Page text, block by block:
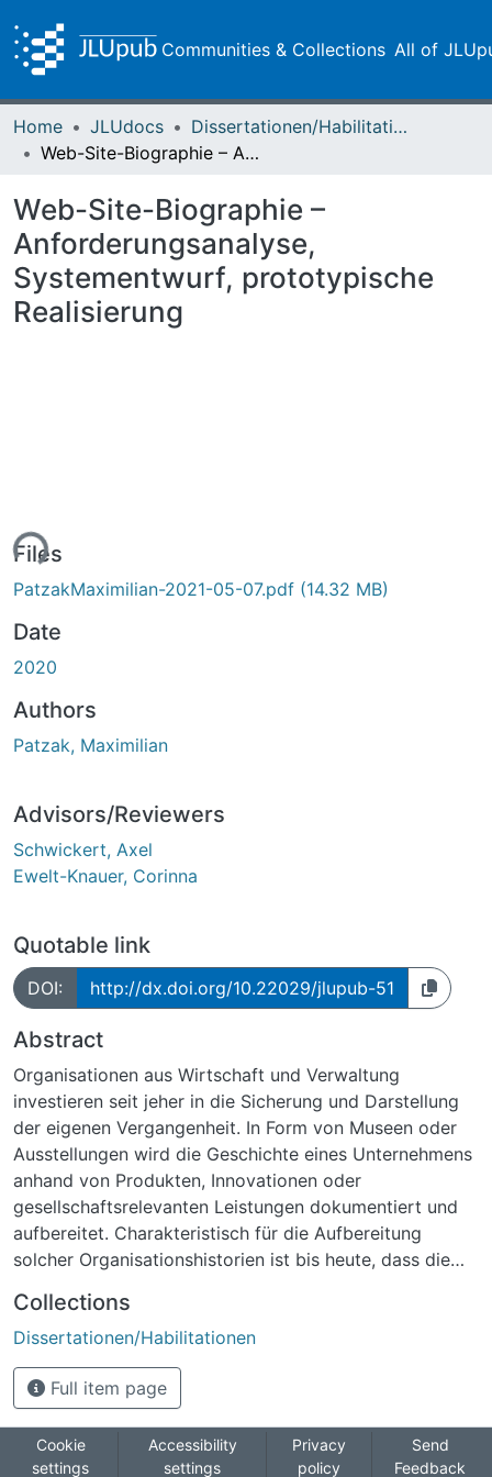
Communities & Collections All of
Home JLUdocs
Dissertationen/Habilitationen
Web-Site-Biographie – Anforderungsanalyse, Systementwurf, prototypische Realisierung
Web-Site-Biographie –
Anforderungsanalyse,
Systementwurf, prototypische
Realisierung
Files
PatzakMaximilian-2021-05-07.pdf (14.32 MB)
Date
2020
Authors
Patzak, Maximilian
Advisors/Reviewers
Schwickert, Axel
Ewelt-Knauer, Corinna
Quotable link
DOI: http://dx.doi.org/10.22029/jlupub-51
Abstract
Organisationen aus Wirtschaft und Verwaltung
investieren seit jeher in die Sicherung und Darstellung
der eigenen Vergangenheit. In Form von Museen oder
Ausstellungen wird die Geschichte eines Unternehmens
anhand von Produkten, Innovationen oder
gesellschaftsrelevanten Leistungen dokumentiert und
aufbereitet. Charakteristisch für die Aufbereitung
solcher Organisationshistorien ist bis heute, dass die
organisationseigenen Web Site, kaum bzw. nicht
berücksichtigt wird. Unternehmen investieren selten in
die Erhaltung, Aufarbeitung und Präsentation der
eigenen Web-Vergangenheit und sind vielmehr bestrebt,
voranzutreiben. Es ist daher nicht verwunderlich, dass
Web Sites unter anderem durch eine Flüchtigkeit der
Collections
Dissertationen/Habilitationen
Full item page
Cookie
settings
Accessibility
settings
Privacy
policy
Send
Feedback